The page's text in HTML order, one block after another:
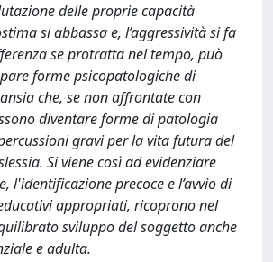
delle proprie capacità
si abbassa e, l’aggressività si fa
se protratta nel tempo, può
forme psicopatologiche di
che, se non affrontate con
diventare forme di patologia
gravi per la vita futura del
Si viene così ad evidenziare
l'identificazione precoce e l’avvio di
appropriati, ricoprono nel
sviluppo del soggetto anche
e adulta.